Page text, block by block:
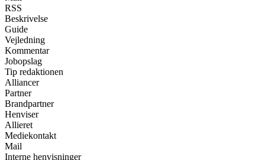
RSS
Beskrivelse
Guide
Vejledning
Kommentar
Jobopslag
Tip redaktionen
Alliancer
Partner
Brandpartner
Henviser
Allieret
Mediekontakt
Mail
Interne henvisninger